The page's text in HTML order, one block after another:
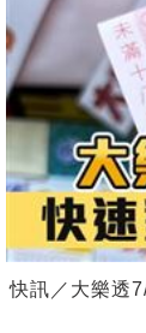
快訊／大樂透